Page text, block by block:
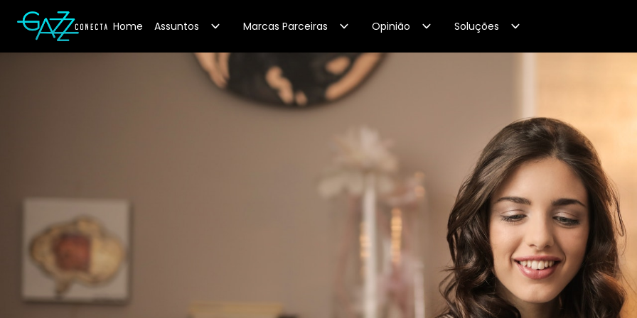
Your Company Home Assuntos Marcas Parceiras Opinião Soluções